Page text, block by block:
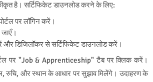
है। सर्टिफिकेट डाउनलोड करने के लिए:
पर लॉगिन करें।
और डिजिलॉकर से सर्टिफिकेट डाउनलोड करें।
पर "Job & Apprenticeship" टैब पर क्लिक करें।
रुचि, और स्थान के आधार पर सुझाव मिलेंगे। उदाहरण के